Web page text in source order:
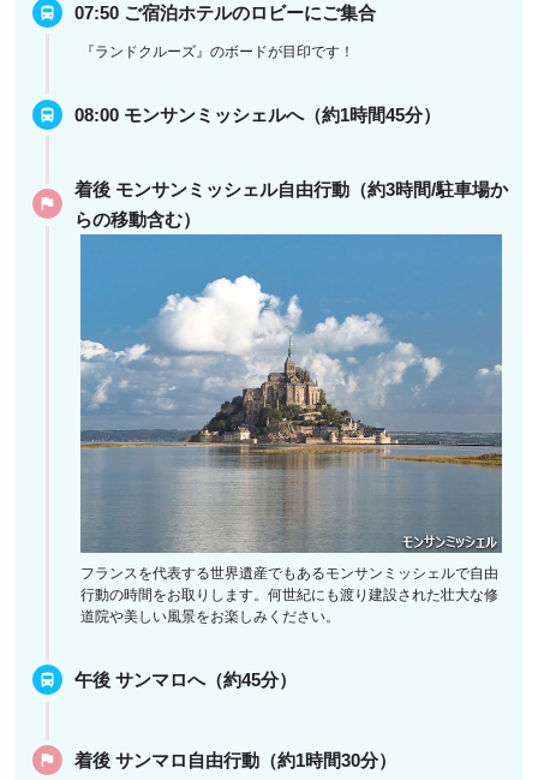
07:50 ご宿泊ホテルのロビーにご集合
『ランドクルーズ』のボードが目印です！
08:00 モンサンミッシェルへ（約1時間45分）
着後 モンサンミッシェル自由行動（約3時間/駐車場か
らの移動含む）
フランスを代表する世界遺産でもあるモンサンミッシェルで自由
行動の時間をお取りします。何世紀にも渡り建設された壮大な修
道院や美しい風景をお楽しみください。
午後 サンマロへ（約45分）
着後 サンマロ自由行動（約1時間30分）